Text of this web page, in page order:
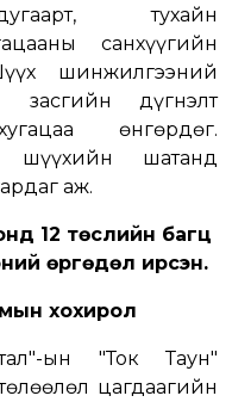
тухайн
санхүүгийн
шинжилгээний
засгийн дүгнэлт
өнгөрдөг.
шүүхийн шатанд
аж.
12 төслийн багц
өргөдөл ирсэн.
хохирол
ын "Ток Таун"
цагдаагийн